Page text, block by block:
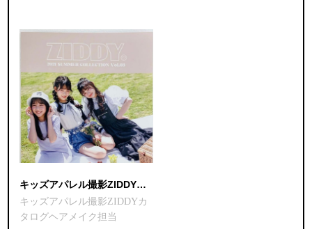
キッズアパレル撮影ZIDDYカタログヘアメイク担当
キッズアパレル撮影ZIDDYカ
タログヘアメイク担当